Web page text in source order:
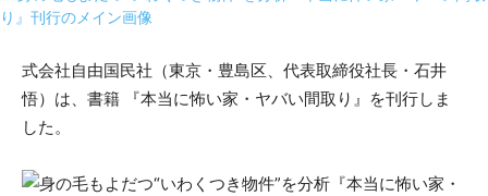
式会社自由国民社（東京・豊島区、代表取締役社長・石井
悟）は、書籍 『本当に怖い家・ヤバい間取り』を刊行しま
した。